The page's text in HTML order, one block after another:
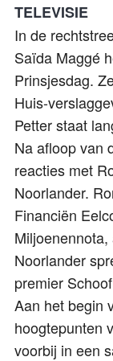
TELEVISIE
In de
Saïda Maggé
Prinsjesdag.
Huis-
Petter staat
Na afloop van
reacties met
Noorlander.
Financiën
Noorlander
premier
Aan het begin
hoogtepunten
voorbij in een